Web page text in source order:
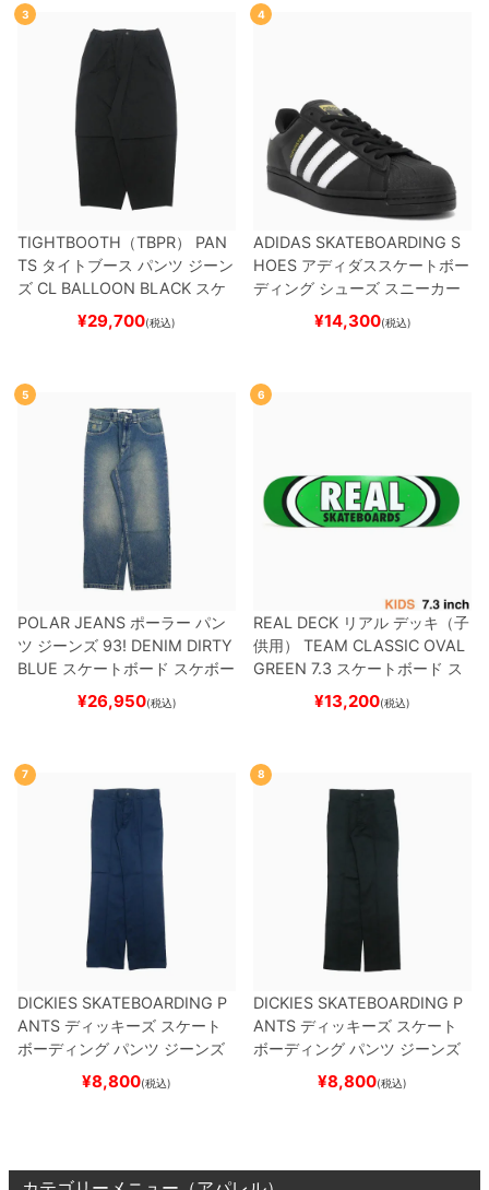
3
TIGHTBOOTH（TBPR） PAN
TS タイトブース パンツ ジーン
ズ CL BALLOON BLACK スケ
ートボード スケボー
¥29,700(税込)
4
ADIDAS SKATEBOARDING S
HOES アディダススケートボー
ディング シューズ スニーカー
スーパースター SUPERSTAR A
BLACK/WHITE/WHITE
ー
¥14,300(税込)
5
POLAR JEANS ポーラー パン
ツ ジーンズ 93! DENIM DIRTY
BLUE スケートボード スケボー
¥26,950(税込)
6
REAL DECK リアル デッキ（子
供用）
TEAM CLASSIC OVAL
GREEN 7.3 スケートボード ス
¥13,200(税込)
7
DICKIES SKATEBOARDING P
ANTS ディッキーズ スケート
ボーディング パンツ ジーンズ
SLIM FIT 30 LENGTH
スケートボード スケボ
¥8,800(税込)
8
DICKIES SKATEBOARDING P
ANTS ディッキーズ スケート
ボーディング パンツ ジーンズ
SLIM FIT 30 LENGTH
スケートボード スケボー
¥8,800(税込)